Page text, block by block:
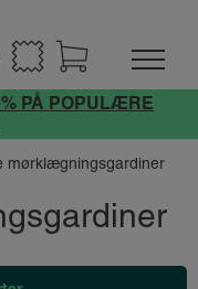
PÅ POPULÆRE
mørklægningsgardiner